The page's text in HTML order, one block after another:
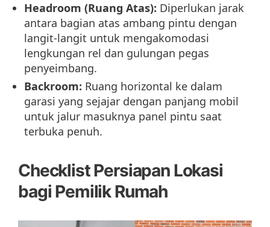
Headroom (Ruang Atas): Diperlukan jarak
antara bagian atas ambang pintu dengan
langit-langit untuk mengakomodasi
lengkungan rel dan gulungan pegas
penyeimbang.
Backroom: Ruang horizontal ke dalam
garasi yang sejajar dengan panjang mobil
untuk jalur masuknya panel pintu saat
terbuka penuh.
Checklist Persiapan Lokasi
bagi Pemilik Rumah